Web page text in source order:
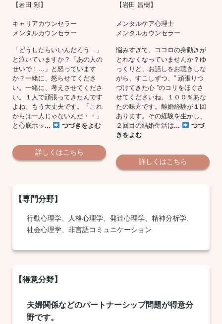
【岩田 彩】
キャリアカウンセラー
メンタルカウンセラー
「どうしたらいいんだろう…」
と泣いていますか？「あの人の
せいで！…」と怒っています
か？一緒に、怒らせてくださ
い。一緒に、考えさせてくださ
い。１人で頑張ってきたんです
よね。もう大丈夫です。「これ
からは一人じゃないんだ・・」
と心底ホッ... つづきをよむ
詳しくはこちら
【岩田 昌樹】
メンタルケア心理士
メンタルカウンセラー
悩みすぎて、ココロの身動きが
とれなくなっていませんか？ゆ
っくりと、お話しをお聴きしな
がら、すこしずつ、” 頑張りつ
づけてきた心 ”のコリをほぐさ
せてくださいね。１００％あな
たの味方です。離婚経験が１回
あります。その経験を生かし、
２回目の結婚生活は...
つづ
きをよむ
詳しくはこちら
行動心理学 、人格心理学、 発達心理学 、精神分析学、
社会心理学、非言語コミュニケーション
夫婦関係などのパートナーシップ問題が得意分
野です。